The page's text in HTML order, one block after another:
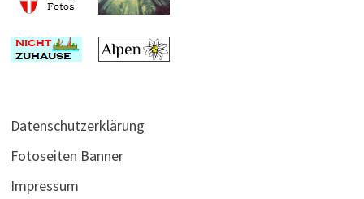
Datenschutzerklärung
Fotoseiten Banner
Impressum